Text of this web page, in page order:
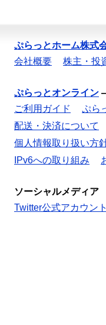
ぷらっとホーム株式
会社概要
株主・投
ぷらっとオンライン
ご利用ガイド
ぷら
配送・決済について
個人情報取り扱い方
IPv6への取り組み
ソーシャルメディア
Twitter公式アカウント